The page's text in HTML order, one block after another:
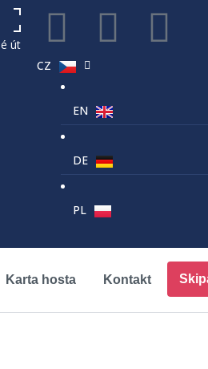
pátek, sobota a nově i v neděli
CZ
EN
DE
PL
Karta hosta Kontakt